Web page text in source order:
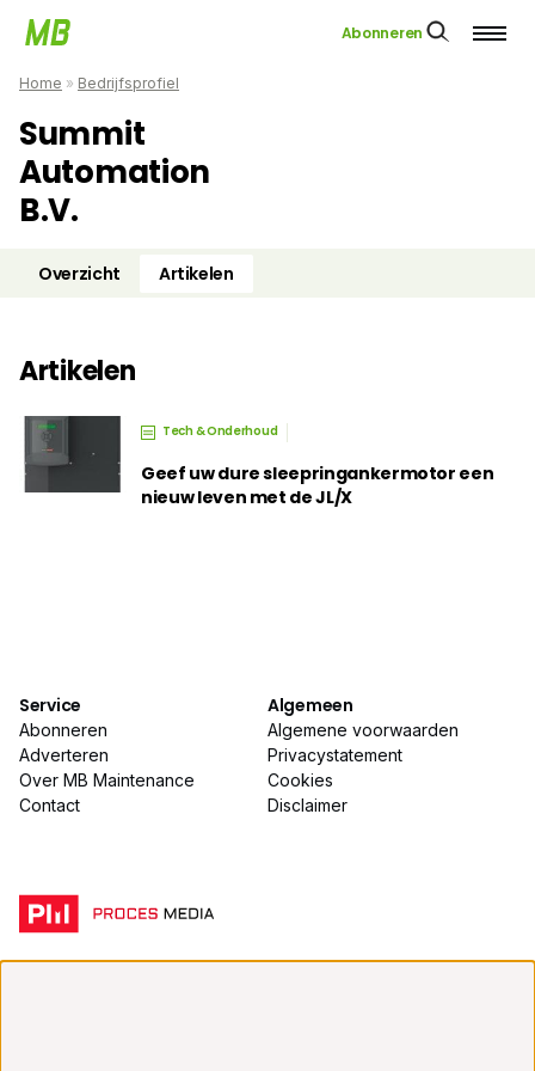
Abonneren
Home » Bedrijfsprofiel
Summit
Automation
B.V.
Overzicht Artikelen
Artikelen
Tech & Onderhoud
Geef uw dure sleepringankermotor een
nieuw leven met de JL/X
Service
Abonneren
Adverteren
Over MB Maintenance
Contact
Algemeen
Algemene voorwaarden
Privacystatement
Cookies
Disclaimer